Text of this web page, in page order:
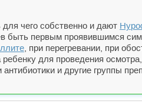
чего собственно и дают
быть первым проявившимся
, при перегревании, при
для проведения
и другие группы